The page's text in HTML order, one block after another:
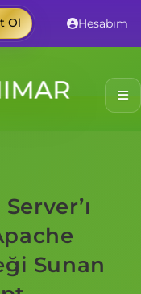
Ol Hesabım
Sunan